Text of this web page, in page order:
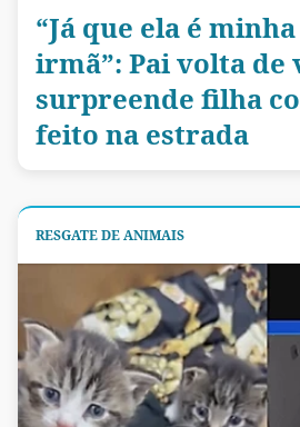
“Já que ela é
irmã”: Pai volta de
surpreende filha
feito na estrada
RESGATE DE ANIMAIS